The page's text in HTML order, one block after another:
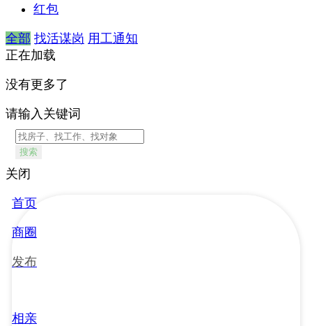
红包
全部 找活谋岗 用工通知
正在加载
没有更多了
请输入关键词
搜索
关闭
首页
商圈
发布
相亲